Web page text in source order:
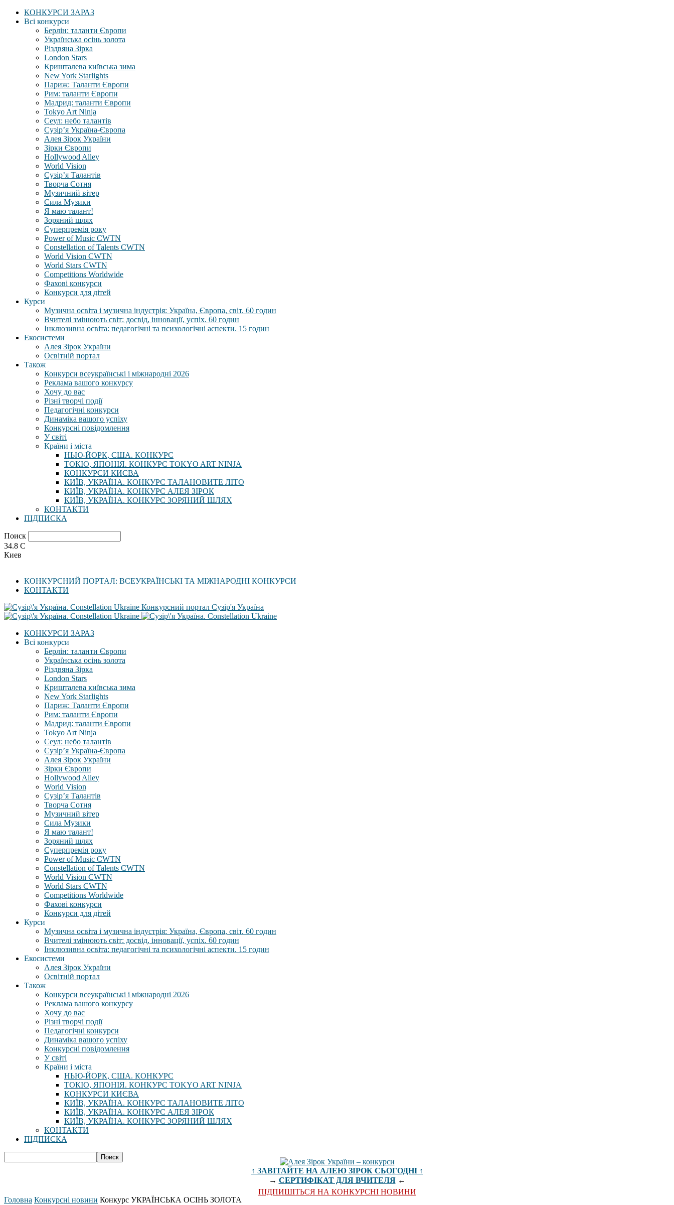
КОНКУРСИ ЗАРАЗ
Всі конкурси
Берлін: таланти Європи
Українська осінь золота
Різдвяна Зірка
London Stars
Кришталева київська зима
New York Starlights
Париж: Таланти Європи
Рим: таланти Європи
Мадрид: таланти Європи
Tokyo Art Ninja
Сеул: небо талантів
Сузір’я Україна-Європа
Алея Зірок України
Зірки Європи
Hollywood Alley
World Vision
Сузір’я Талантів
Творча Сотня
Музичний вітер
Сила Музики
Я маю талант!
Зоряний шлях
Суперпремія року
Power of Music CWTN
Constellation of Talents CWTN
World Vision CWTN
World Stars CWTN
Competitions Worldwide
Фахові конкурси
Конкурси для дітей
Курси
Музична освіта і музична індустрія: Україна, Європа, світ. 60 годин
Вчителі змінюють світ: досвід, інновації, успіх. 60 годин
Інклюзивна освіта: педагогічні та психологічні аспекти. 15 годин
Екосистеми
Алея Зірок України
Освітній портал
Також
Конкурси всеукраїнські і міжнародні 2026
Реклама вашого конкурсу
Хочу до вас
Різні творчі події
Педагогічні конкурси
Динаміка вашого успіху
Конкурсні повідомлення
У світі
Країни і міста
НЬЮ-ЙОРК, США. КОНКУРС
ТОКІО, ЯПОНІЯ. КОНКУРС TOKYO ART NINJA
КОНКУРСИ КИЄВА
КИЇВ, УКРАЇНА. КОНКУРС ТАЛАНОВИТЕ ЛІТО
КИЇВ, УКРАЇНА. КОНКУРС АЛЕЯ ЗІРОК
КИЇВ, УКРАЇНА. КОНКУРС ЗОРЯНИЙ ШЛЯХ
КОНТАКТИ
ПІДПИСКА
Поиск
34.8 C
Киев
КОНКУРСНИЙ ПОРТАЛ: ВСЕУКРАЇНСЬКІ ТА МІЖНАРОДНІ КОНКУРСИ
КОНТАКТИ
Конкурсний портал Сузір'я Україна
КОНКУРСИ ЗАРАЗ
Всі конкурси
Берлін: таланти Європи
Українська осінь золота
Різдвяна Зірка
London Stars
Кришталева київська зима
New York Starlights
Париж: Таланти Європи
Рим: таланти Європи
Мадрид: таланти Європи
Tokyo Art Ninja
Сеул: небо талантів
Сузір’я Україна-Європа
Алея Зірок України
Зірки Європи
Hollywood Alley
World Vision
Сузір’я Талантів
Творча Сотня
Музичний вітер
Сила Музики
Я маю талант!
Зоряний шлях
Суперпремія року
Power of Music CWTN
Constellation of Talents CWTN
World Vision CWTN
World Stars CWTN
Competitions Worldwide
Фахові конкурси
Конкурси для дітей
Курси
Музична освіта і музична індустрія: Україна, Європа, світ. 60 годин
Вчителі змінюють світ: досвід, інновації, успіх. 60 годин
Інклюзивна освіта: педагогічні та психологічні аспекти. 15 годин
Екосистеми
Алея Зірок України
Освітній портал
Також
Конкурси всеукраїнські і міжнародні 2026
Реклама вашого конкурсу
Хочу до вас
Різні творчі події
Педагогічні конкурси
Динаміка вашого успіху
Конкурсні повідомлення
У світі
Країни і міста
НЬЮ-ЙОРК, США. КОНКУРС
ТОКІО, ЯПОНІЯ. КОНКУРС TOKYO ART NINJA
КОНКУРСИ КИЄВА
КИЇВ, УКРАЇНА. КОНКУРС ТАЛАНОВИТЕ ЛІТО
КИЇВ, УКРАЇНА. КОНКУРС АЛЕЯ ЗІРОК
КИЇВ, УКРАЇНА. КОНКУРС ЗОРЯНИЙ ШЛЯХ
КОНТАКТИ
ПІДПИСКА
↑ ЗАВІТАЙТЕ НА АЛЕЮ ЗІРОК СЬОГОДНІ ↑
→ СЕРТИФІКАТ ДЛЯ ВЧИТЕЛЯ←
ПІДПИШІТЬСЯ НА КОНКУРСНІ НОВИНИ
Головна Конкурсні новини Конкурс УКРАЇНСЬКА ОСІНЬ ЗОЛОТА